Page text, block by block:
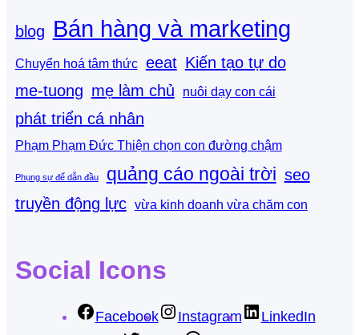
blog Bán hàng và marketing
Chuyển hoá tâm thức eeat Kiến tạo tự do
me-tuong mẹ làm chủ nuôi dạy con cái
phát triển cá nhân
Phạm Phạm Đức Thiện chọn con đường chậm
Phụng sự để dẫn đầu quảng cáo ngoài trời seo
truyền động lực vừa kinh doanh vừa chăm con
Social Icons
Facebook Instagram
LinkedIn